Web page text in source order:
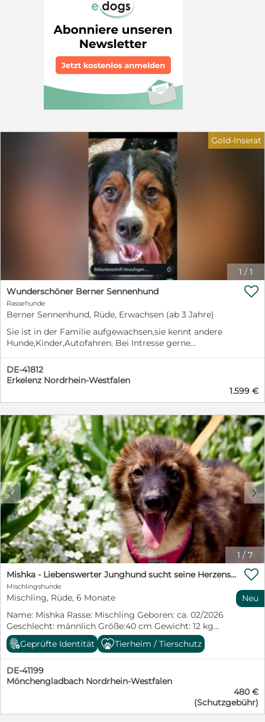
1 / 1
Gold-Inserat
Wunderschöner Berner Sennenhund
Rassehunde
Berner Sennenhund, Rüde, Erwachsen (ab 3 Jahre)
Sie ist in der Familie aufgewachsen,sie kennt andere
Hunde,Kinder,Autofahren. Bei Intresse gerne

DE-41812
Erkelenz Nordrhein-Westfalen
1.599 €
1 / 7
c d
Mishka - Liebenswerter Junghund sucht seine Herzensmenschen
Mischlingshunde
Mischling, Rüde, 6 Monate
Name: Mishka Rasse: Mischling Geboren: ca. 02/2026
Geschlecht: männlich Größe:40 cm Gewicht: 12 kg
Gesundheitszustand: altersentsprechend entwickelt
Kastriert: nein (altersbedingt) Ort: Osteuropa Mishka
ist ein fröhlicher, liebevoller und menschenbezogener
Junghund, der sich nichts sehnlicher wünscht als eine
eigene Familie. Als kleiner Welpe wurde er im Winter
zu werden. Seitdem wächst er behütet auf seiner
Pflegestelle auf und entwickelt sich jeden Tag ein Stück

Neu
Geprüfte Identität Tierheim / Tierschutz
DE-41199
Mönchengladbach Nordrhein-Westfalen
480 €
(Schutzgebühr)